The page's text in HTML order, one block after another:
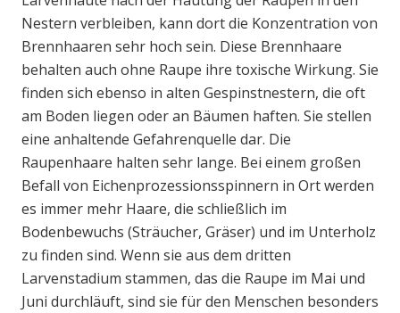
Nestern verbleiben, kann dort die Konzentration von
Brennhaaren sehr hoch sein. Diese Brennhaare
behalten auch ohne Raupe ihre toxische Wirkung. Sie
finden sich ebenso in alten Gespinstnestern, die oft
am Boden liegen oder an Bäumen haften. Sie stellen
eine anhaltende Gefahrenquelle dar. Die
Raupenhaare halten sehr lange. Bei einem großen
Befall von Eichenprozessionsspinnern in Ort werden
es immer mehr Haare, die schließlich im
Bodenbewuchs (Sträucher, Gräser) und im Unterholz
zu finden sind. Wenn sie aus dem dritten
Larvenstadium stammen, das die Raupe im Mai und
Juni durchläuft, sind sie für den Menschen besonders